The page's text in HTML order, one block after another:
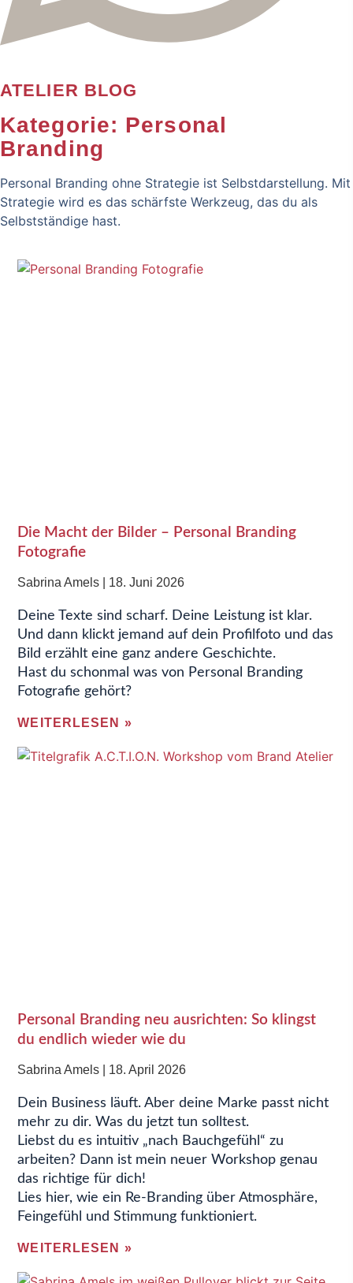
ATELIER BLOG
Kategorie: Personal
Branding
Personal Branding ohne Strategie ist Selbstdarstellung. Mit
Strategie wird es das schärfste Werkzeug, das du als
Selbstständige hast.
Die Macht der Bilder – Personal Branding
Fotografie
Sabrina Amels 18. Juni 2026
Deine Texte sind scharf. Deine Leistung ist klar.
Und dann klickt jemand auf dein Profilfoto und das
Bild erzählt eine ganz andere Geschichte.
Hast du schonmal was von Personal Branding
Fotografie gehört?
WEITERLESEN »
Personal Branding neu ausrichten: So klingst
du endlich wieder wie du
Sabrina Amels 18. April 2026
Dein Business läuft. Aber deine Marke passt nicht
mehr zu dir. Was du jetzt tun solltest.
Liebst du es intuitiv „nach Bauchgefühl“ zu
arbeiten? Dann ist mein neuer Workshop genau
das richtige für dich!
Lies hier, wie ein Re-Branding über Atmosphäre,
Feingefühl und Stimmung funktioniert.
WEITERLESEN »